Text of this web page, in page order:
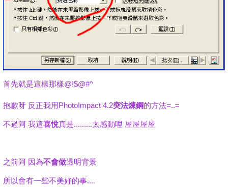
首先就是這樣那樣@!$@#^
抱歉呀 反正我用PhotoImpact 4.2突法煉鋼的方法=..=
不過阿 我這喜悅真是.........太感動哩 屋屋屋屋
之前阿 因為不會做透明背景
所以會有一些不美好的事....